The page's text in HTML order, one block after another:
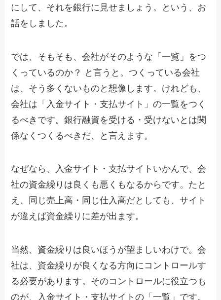
にして、それを銀行に見せましょう。という、お
話をしました。
では、そもそも、会社がそのような「一覧」をつ
くっているのか？ と言うと。つくっている会社
は、そう多くないものと想像します。けれども、
会社は「入金サイト・支払サイト」の一覧をつく
るべきです。銀行融資を受ける・受けないとは関
係なくつくるべきだ、と言えます。
なぜなら、入金サイト・支払サイトいかんで、会
社の資金繰りは良くも悪くもなるからです。たと
え、同じ売上高・同じ仕入高だとしても、サイト
が違えば資金繰りに差が出ます。
当然、資金繰りは良いほうが望ましいわけで。会
社は、資金繰りが良くなる方向にコントロールす
る必要があります。そのコントロールに役立つも
のが、入金サイト・支払サイトの「一覧」です。